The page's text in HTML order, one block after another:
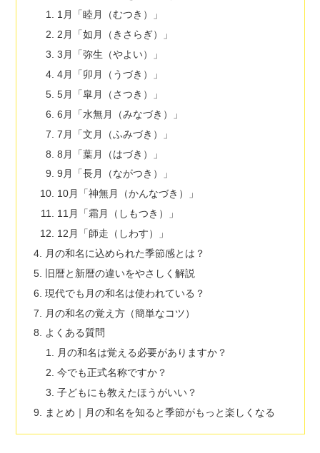
1月「睦月（むつき）」
2月「如月（きさらぎ）」
3月「弥生（やよい）」
4月「卯月（うづき）」
5月「皐月（さつき）」
6月「水無月（みなづき）」
7月「文月（ふみづき）」
8月「葉月（はづき）」
9月「長月（ながつき）」
10月「神無月（かんなづき）」
11月「霜月（しもつき）」
12月「師走（しわす）」
月の和名に込められた季節感とは？
旧暦と新暦の違いをやさしく解説
現代でも月の和名は使われている？
月の和名の覚え方（簡単なコツ）
よくある質問
月の和名は覚える必要がありますか？
今でも正式名称ですか？
子どもにも教えたほうがいい？
まとめ｜月の和名を知ると季節がもっと楽しくなる